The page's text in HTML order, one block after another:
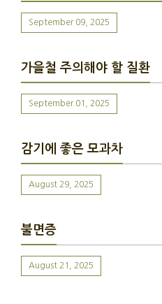
September 09, 2025
가을철 주의해야 할 질환
September 01, 2025
감기에 좋은 모과차
August 29, 2025
불면증
August 21, 2025